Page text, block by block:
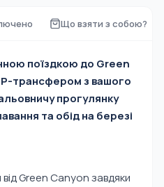
Що взяти з собою?
поїздкою до Green
трансфером з вашого
прогулянку
та обід на березі
Green Canyon завдяки